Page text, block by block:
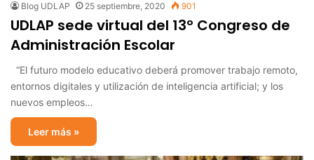
Blog UDLAP 25 septiembre, 2020 901
UDLAP sede virtual del 13º Congreso de
Administración Escolar
“El futuro modelo educativo deberá promover trabajo remoto,
entornos digitales y utilización de inteligencia artificial; y los
nuevos empleos…
Leer más »